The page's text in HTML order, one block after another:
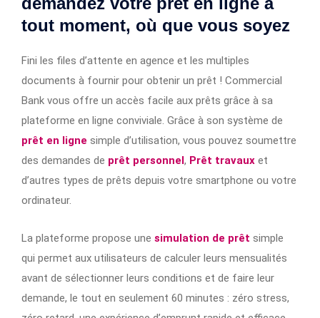
tout moment, où que vous soyez
Fini les files d’attente en agence et les multiples
documents à fournir pour obtenir un prêt ! Commercial
Bank vous offre un accès facile aux prêts grâce à sa
plateforme en ligne conviviale. Grâce à son système de
prêt en ligne simple d’utilisation, vous pouvez soumettre
des demandes de prêt personnel, Prêt travaux et
d’autres types de prêts depuis votre smartphone ou votre
ordinateur.
La plateforme propose une simulation de prêt simple
qui permet aux utilisateurs de calculer leurs mensualités
avant de sélectionner leurs conditions et de faire leur
demande, le tout en seulement 60 minutes : zéro stress,